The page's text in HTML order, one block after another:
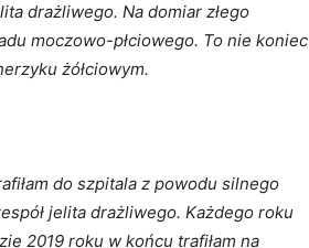
drażliwego. Na domiar złego
moczowo-płciowego. To nie koniec
żółciowym.
do szpitala z powodu silnego
jelita drażliwego. Każdego roku
2019 roku w końcu trafiłam na